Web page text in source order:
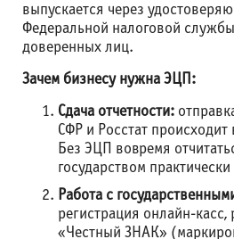
выпускается через
Федеральной налоговой
доверенных лиц.
Зачем бизнесу нужна ЭЦП:
Сдача отчетности:
СФР и Росстат
Без ЭЦП вовремя
государством
Работа с
регистрация онлайн-касс,
«Честный ЗНАК»